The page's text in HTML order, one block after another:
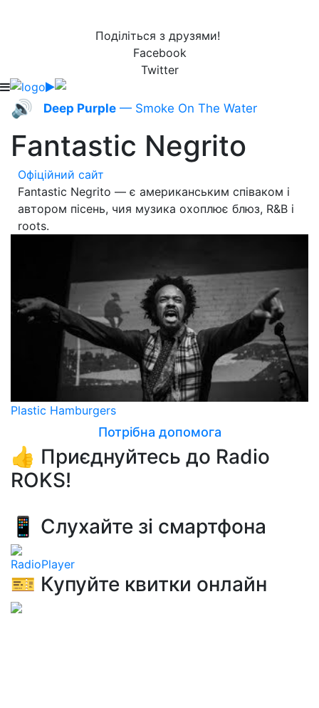
Поділіться з друзями!
Facebook
Twitter
🔊 Deep Purple — Smoke On The Water
Fantastic Negrito
Офіційний сайт
Fantastic Negrito — є американським співаком і
автором пісень, чия музика охоплює блюз, R&B і
roots.
Plastic Hamburgers
Потрібна допомога
👍 Приєднуйтесь до Radio
ROKS!
📱 Слухайте зі смартфона
RadioPlayer
🎫 Купуйте квитки онлайн